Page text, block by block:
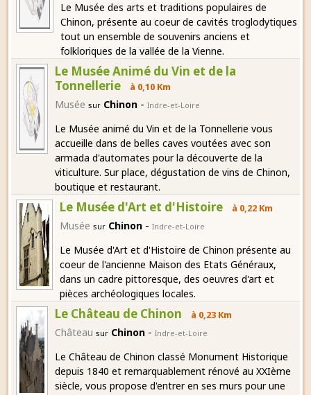
Le Musée des arts et traditions populaires de
Chinon, présente au coeur de cavités troglodytiques
tout un ensemble de souvenirs anciens et
folkloriques de la vallée de la Vienne.
Le Musée Animé du Vin et de la
Tonnellerie
à 0,10 Km
Musée sur Chinon -Indre-et-Loire
Le Musée animé du Vin et de la Tonnellerie vous
accueille dans de belles caves voutées avec son
armada d'automates pour la découverte de la
viticulture. Sur place, dégustation de vins de Chinon,
boutique et restaurant.
Le Musée d'Art et d'Histoire à 0,22 Km
Musée sur Chinon -Indre-et-Loire
Le Musée d'Art et d'Histoire de Chinon présente au
coeur de l'ancienne Maison des Etats Généraux,
dans un cadre pittoresque, des oeuvres d'art et
pièces archéologiques locales.
Le Château de Chinon à 0,23 Km
Château sur Chinon - Indre-et-Loire
Le Château de Chinon classé Monument Historique
depuis 1840 et remarquablement rénové au XXIème
siècle, vous propose d'entrer en ses murs pour une